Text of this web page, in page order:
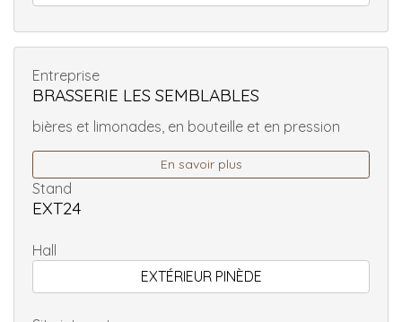
Entreprise
BRASSERIE LES SEMBLABLES
bières et limonades, en bouteille et en pression
En savoir plus
Stand
EXT24
Hall
EXTÉRIEUR PINÈDE